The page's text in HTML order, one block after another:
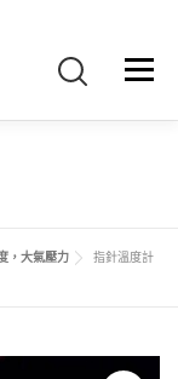
選單
/會員
，大氣壓力
指針溫度計